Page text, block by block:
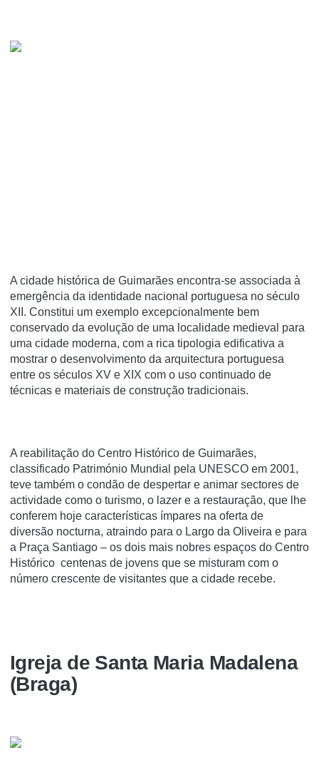
A cidade histórica de Guimarães encontra-se associada à
emergência da identidade nacional portuguesa no século
XII. Constitui um exemplo excepcionalmente bem
conservado da evolução de uma localidade medieval para
uma cidade moderna, com a rica tipologia edificativa a
mostrar o desenvolvimento da arquitectura portuguesa
entre os séculos XV e XIX com o uso continuado de
técnicas e materiais de construção tradicionais.
A reabilitação do Centro Histórico de Guimarães,
classificado Património Mundial pela UNESCO em 2001,
teve também o condão de despertar e animar sectores de
actividade como o turismo, o lazer e a restauração, que lhe
conferem hoje características ímpares na oferta de
diversão nocturna, atraindo para o Largo da Oliveira e para
a Praça Santiago – os dois mais nobres espaços do Centro
Histórico centenas de jovens que se misturam com o
número crescente de visitantes que a cidade recebe.
Igreja de Santa Maria Madalena
(Braga)